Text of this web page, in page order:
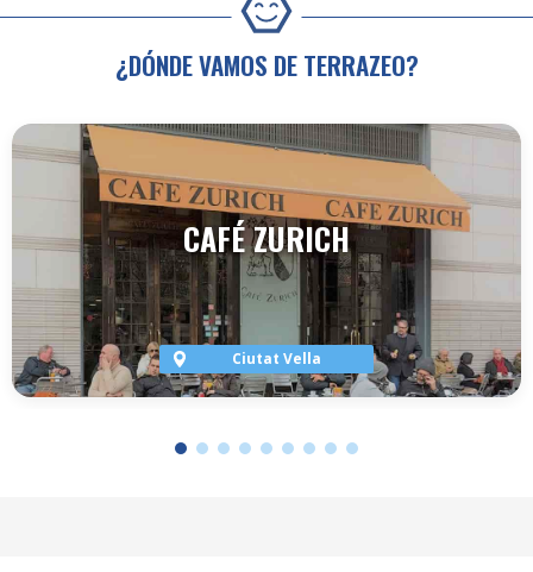
¿DÓNDE VAMOS DE TERRAZEO?
CAFÉ ZURICH
Ciutat Vella
VER TERRAZA